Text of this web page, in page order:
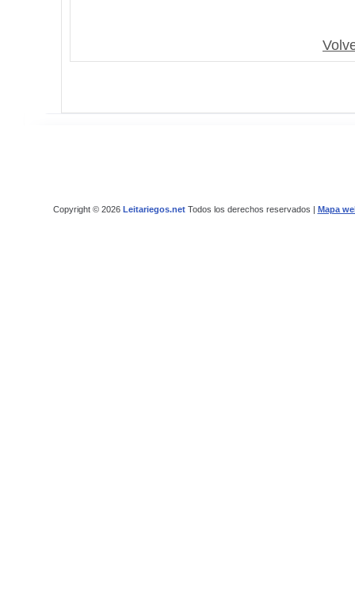
Copyright © 2026 Leitariegos.netTodos los derechos reservados | Mapa